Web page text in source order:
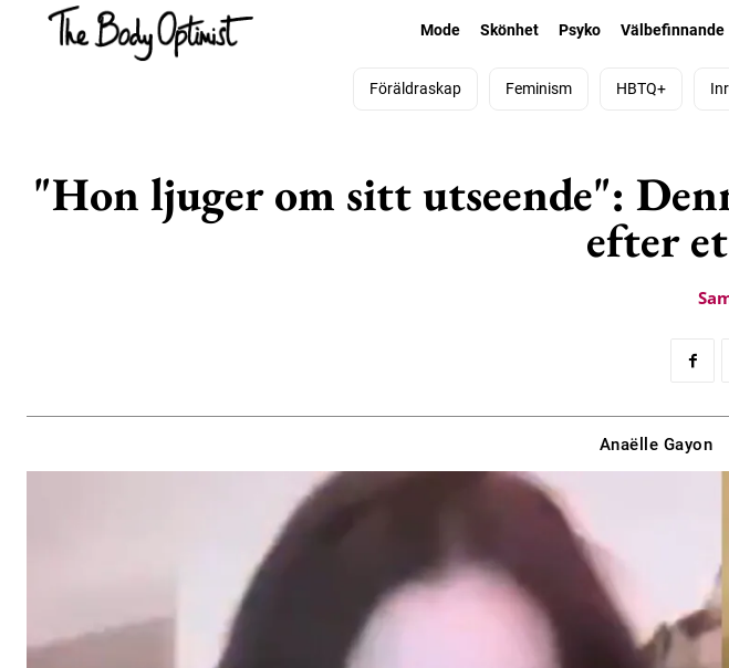
Mode Skönhet Psyko Välbefinnande
Föräldraskap Feminism HBTQ+
"Hon ljuger om sitt utseende":
efter
Anaëlle Gayon